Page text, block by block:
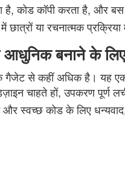
है, कोड कॉपी करता है, और बस
या रचनात्मक
आधुनिक बनाने के
एक गैजेट से कहीं अधिक है।
चाहते हों, उपकरण पूर्ण
स्वच्छ कोड के लिए